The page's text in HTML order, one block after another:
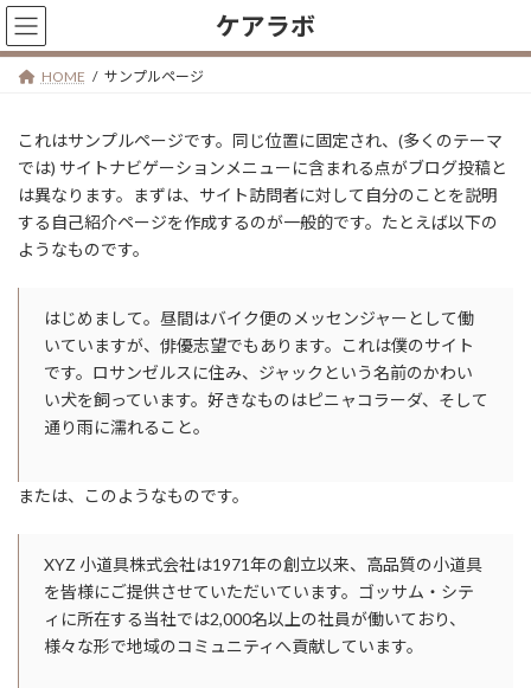
コ
ン
テ
ナ
ビ
ゲ
ケアラボ
HOME サンプルページ
これはサンプルページです。同じ位置に固定され、(多くのテーマ
では) サイトナビゲーションメニューに含まれる点がブログ投稿と
は異なります。まずは、サイト訪問者に対して自分のことを説明
する自己紹介ページを作成するのが一般的です。たとえば以下の
ようなものです。
はじめまして。昼間はバイク便のメッセンジャーとして働
いていますが、俳優志望でもあります。これは僕のサイト
です。ロサンゼルスに住み、ジャックという名前のかわい
い犬を飼っています。好きなものはピニャコラーダ、そして
通り雨に濡れること。
または、このようなものです。
XYZ 小道具株式会社は1971年の創立以来、高品質の小道具
を皆様にご提供させていただいています。ゴッサム・シテ
ィに所在する当社では2,000名以上の社員が働いており、
様々な形で地域のコミュニティへ貢献しています。